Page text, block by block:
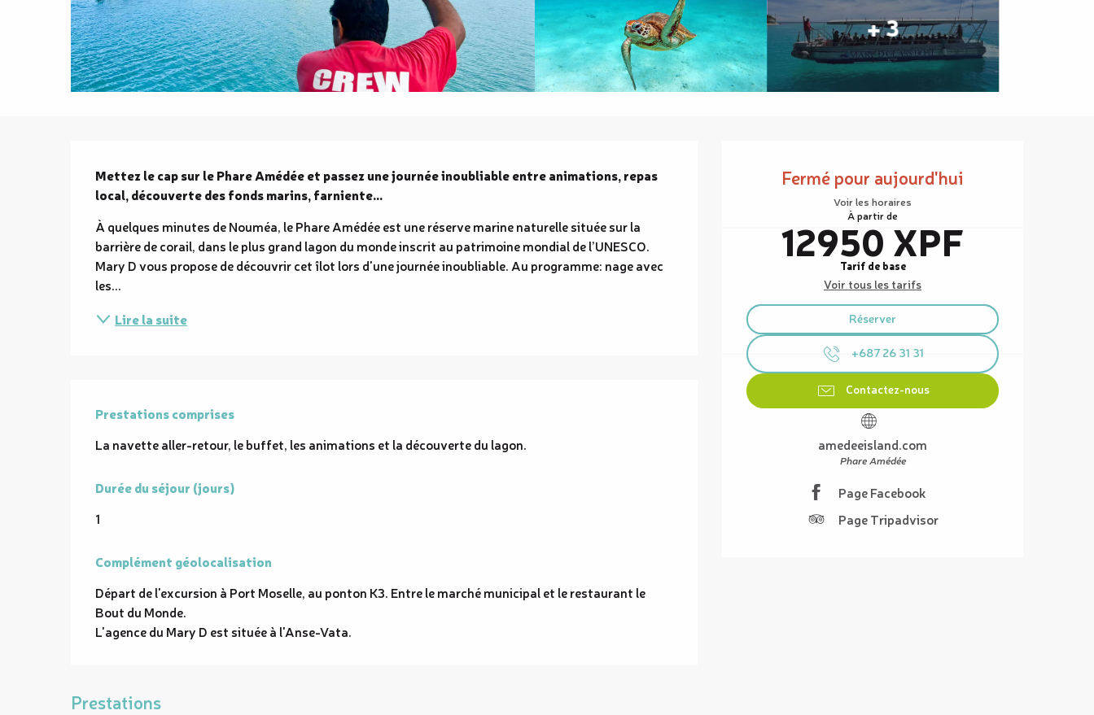
+ 3
Fermé pour aujourd'hui
Voir les horaires
À partir de
12950 XPF
Tarif de base
Voir tous les tarifs
Réserver
+687 26 31 31
Contactez-nous
amedeeisland.com
Phare Amédée
Page Facebook
Page Tripadvisor
Description
Mettez le cap sur le Phare Amédée et passez une journée inoubliable entre animations, repas
local, découverte des fonds marins, farniente…
À quelques minutes de Nouméa, le Phare Amédée est une réserve marine naturelle située sur la
barrière de corail, dans le plus grand lagon du monde inscrit au patrimoine mondial de l’UNESCO.
Mary D vous propose de découvrir cet îlot lors d'une journée inoubliable. Au programme: nage avec
les...
Lire la suite
Prestations comprises
Prestations comprises
La navette aller-retour, le buffet, les animations et la découverte du lagon.
Durée du séjour (jours)
Durée du séjour (jours)
1
Complément géolocalisation
Complément géolocalisation
Départ de l'excursion à Port Moselle, au ponton K3. Entre le marché municipal et le restaurant le
Bout du Monde.
L'agence du Mary D est située à l'Anse-Vata.
Prestations